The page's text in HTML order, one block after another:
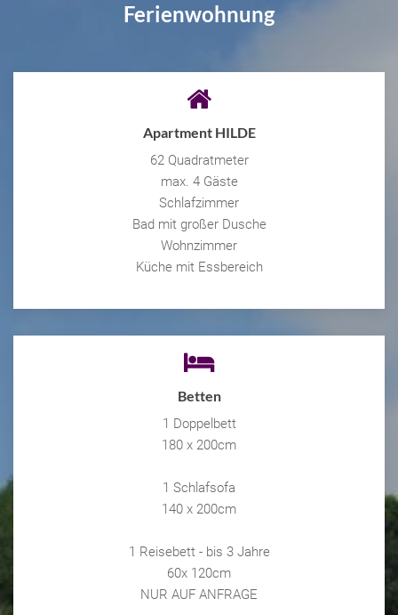
Ferienwohnung
Apartment HILDE
62 Quadratmeter
max. 4 Gäste
Schlafzimmer
Bad mit großer Dusche
Wohnzimmer
Küche mit Essbereich
Betten
1 Doppelbett
180 x 200cm
1 Schlafsofa
140 x 200cm
1 Reisebett - bis 3 Jahre
60x 120cm
NUR AUF ANFRAGE